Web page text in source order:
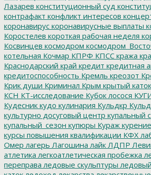
Лазарев конституционный суд
контрафакт конфликт интересов
коронавирус коронавирусные выплаты
Коростелев короткая рабочая неделя
Косвинцев космодром
котельная Кочмар КПРФ КПСС кража
Краснодарский край кредит кредитная
кредитоспособность Кремль креозот
Крик души Криминал Крым крытый каток
КСН КТ-исследование Кубок лосося
Кудесник кудо кулинария Кульдкр
культурно досуговый центр купальный
купальный_сезон купюры Кураж курение
курсы повышения квалификации КФХ
Омер лагерь Лагошина лайк ЛДПР
атлетика легкоатлетическая пробежка
переправа ледовые скульптуры